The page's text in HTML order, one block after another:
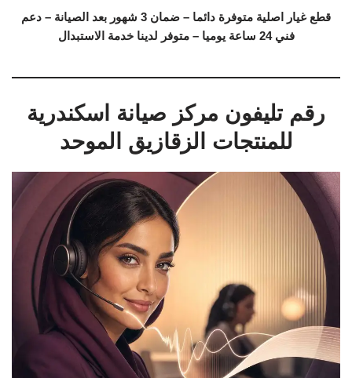
قطع غيار اصلية متوفرة دائما – ضمان 3 شهور بعد الصيانة – دعم
فني 24 ساعة يوميا – متوفر لدينا خدمة الاستبدال
رقم تليفون مركز صيانة اسكندرية
للمنتجات الزقازيق الموحد